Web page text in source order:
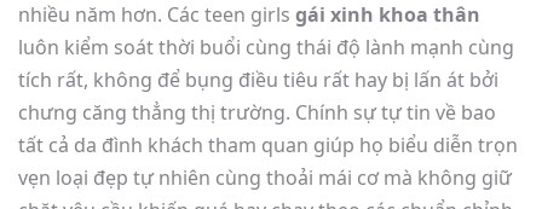
nhiều năm hơn. Các teen girls gái xinh khoa thân
luôn kiểm soát thời buổi cùng thái độ lành mạnh cùng
tích rất, không để bụng điều tiêu rất hay bị lấn át bởi
chưng căng thẳng thị trường. Chính sự tự tin về bao
tất cả da đình khách tham quan giúp họ biểu diễn trọn
vẹn loại đẹp tự nhiên cùng thoải mái cơ mà không giữ